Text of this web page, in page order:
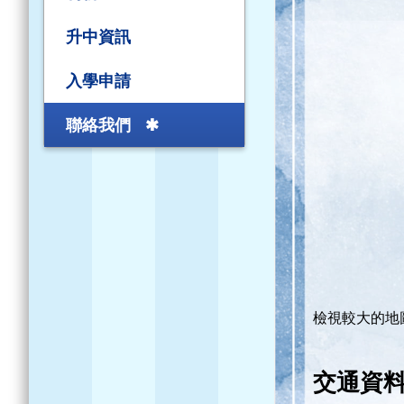
升中資訊
入學申請
聯絡我們
檢視較大的地
交通資